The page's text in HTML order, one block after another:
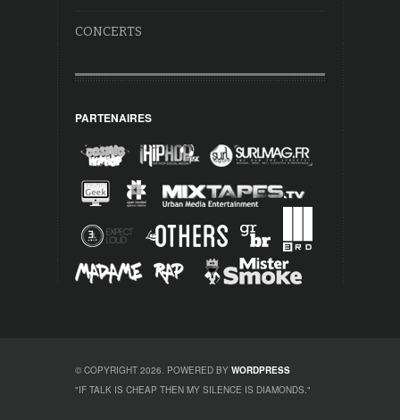
CONCERTS
PARTENAIRES
© COPYRIGHT 2026. POWERED BY WORDPRESS
"IF TALK IS CHEAP THEN MY SILENCE IS DIAMONDS."